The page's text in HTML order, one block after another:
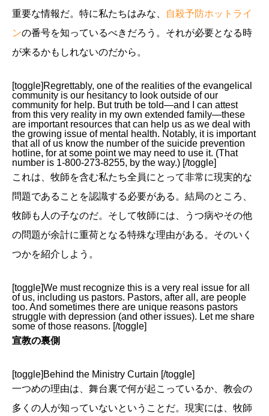
重要な情報だ。特に私たちはみな、
自殺予防ホットライ
ンの番号を知っているべきだろう。それが必要となる時
が来るかもしれないのだから。
[toggle]Regrettably, one of the realities of the evangelical
community is our hesitancy to look outside of our
community for help. But truth be told—and I can attest
from this very reality in my own extended family—these
are important resources that can help us as we deal with
the growing issue of mental health. Notably, it is important
that all of us know the number of the suicide prevention
hotline, for at some point we may need to use it. (That
number is 1-800-273-8255, by the way.) [/toggle]
これは、牧師を含む私たち全員にとって非常に現実的な
問題であることを認識する必要がある。結局のところ、
牧師も人の子なのだ。そして牧師には、うつ病やその他
の問題が余計に重荷となる特殊な理由がある。そのいく
つかを紹介しよう。
[toggle]We must recognize this is a very real issue for all
of us, including us pastors. Pastors, after all, are people
too. And sometimes there are unique reasons pastors
struggle with depression (and other issues). Let me share
some of those reasons. [/toggle]
宣教の裏側
[toggle]Behind the Ministry Curtain [/toggle]
一つめの理由は、舞台裏で何が起こっているか、教会の
多くの人が知っていないということだ。現実には、牧師